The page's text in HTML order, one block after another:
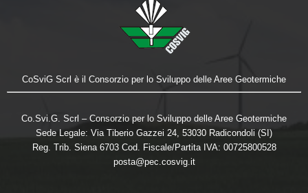
CoSviG Scrl è il Consorzio per lo Sviluppo delle Aree Geotermiche
Co.Svi.G. Scrl – Consorzio per lo Sviluppo delle Aree Geotermiche
Sede Legale: Via Tiberio Gazzei 24, 53030 Radicondoli (SI)
Reg. Trib. Siena 6703 Cod. Fiscale/Partita IVA: 00725800528
posta@pec.cosvig.it